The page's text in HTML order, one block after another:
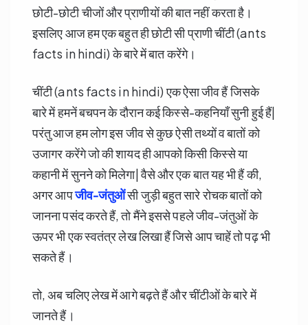
छोटी-छोटी चीजों और प्राणीयों की बात नहीं करता है।
इसलिए आज हम एक बहुत ही छोटी सी प्राणी चींटी (ants
facts in hindi) के बारे में बात करेंगे।
चींटी (ants facts in hindi) एक ऐसा जीव हैं जिसके
बारे में हमनें बचपन के दौरान कई किस्से-कहनियाँ सुनी हुई हैं|
परंतु आज हम लोग इस जीव से कुछ ऐसी तथ्यों व बातों को
उजागर करेंगे जो की शायद ही आपको किसी किस्से या
कहानी में सुनने को मिलेगा| वैसे और एक बात यह भी हैं की,
अगर आपजीव-जंतुओंसी जुड़ी बहुत सारे रोचक बातों को
जानना पसंद करते हैं, तो मैंने इससे पहले जीव-जंतुओं के
ऊपर भी एक स्वतंत्र लेख लिखा हैं जिसे आप चाहें तो पढ़ भी
सकते हैं।
तो, अब चलिए लेख में आगे बढ़ते हैं और चींटीओं के बारे में
जानते हैं।